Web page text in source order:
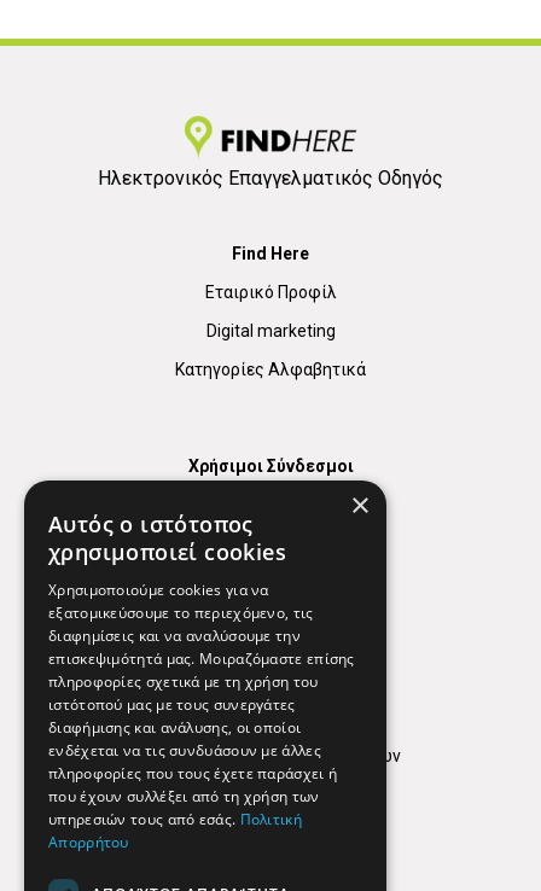
Ηλεκτρονικός Επαγγελματικός Οδηγός
Find Here
Εταιρικό Προφίλ
Digital marketing
Κατηγορίες Αλφαβητικά
Χρήσιμοι Σύνδεσμοι
Χρήσιμα Τηλέφωνα
Εφημερεύοντα Φαρμακεία
Απόρρητο
Όροι Χρήσης
Πολιτική προστασίας δεδομένων
Findhere
×
Αυτός ο ιστότοπος
χρησιμοποιεί cookies
Χρησιμοποιούμε cookies για να
εξατομικεύσουμε το περιεχόμενο, τις
διαφημίσεις και να αναλύσουμε την
επισκεψιμότητά μας. Μοιραζόμαστε επίσης
πληροφορίες σχετικά με τη χρήση του
ιστότοπού μας με τους συνεργάτες
διαφήμισης και ανάλυσης, οι οποίοι
ενδέχεται να τις συνδυάσουν με άλλες
πληροφορίες που τους έχετε παράσχει ή
που έχουν συλλέξει από τη χρήση των
υπηρεσιών τους από εσάς. Πολιτική
Απορρήτου